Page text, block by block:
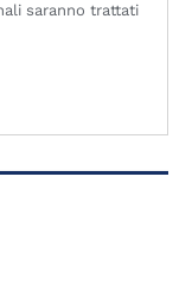
saranno trattati